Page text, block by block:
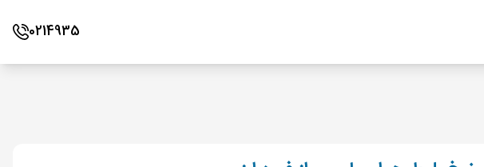
0214935